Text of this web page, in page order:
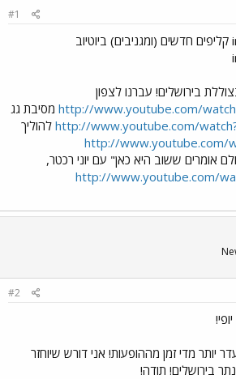
#1
../images/Emo77.gif קליפים חדשים (ומגניבים) ביוטיוב
http://www.youtube.com/ מסיבת גג
http://www.youtube.com/ להוליך
http://www.youtube.com/
אומרים ששוב היא כאן" עם יוני רכטר,
http://www.youtube.com/
#2
יותר מדי זמן מההופעות! אני דורש שיוחזר
בירושלים! תודה!